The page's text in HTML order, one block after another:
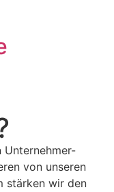
Unternehmer-
von unseren
stärken wir den